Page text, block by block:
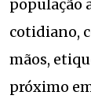
população
cotidiano,
mãos,
próximo